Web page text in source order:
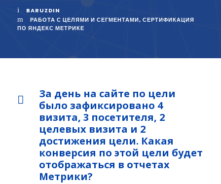
BARUZDIN
РАБОТА С ЦЕЛЯМИ И СЕГМЕНТАМИ, СЕРТИФИКАЦИЯ
ПО ЯНДЕКС МЕТРИКЕ
За день на сайте по цели
было зафиксировано 4
визита, 3 посетителя, 2
целевых визита и 2
достижения цели. Какая
конверсия по этой цели будет
отображаться в отчетах
Метрики?